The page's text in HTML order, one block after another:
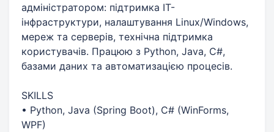
адміністратором: підтримка IT-
інфраструктури, налаштування Linux/Windows,
мереж та серверів, технічна підтримка
користувачів. Працюю з Python, Java, C#,
базами даних та автоматизацією процесів.
SKILLS
• Python, Java (Spring Boot), C# (WinForms,
WPF)